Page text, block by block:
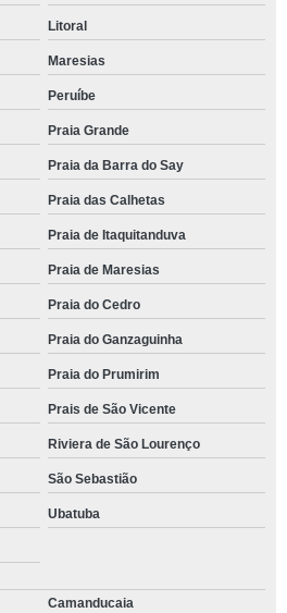
Litoral
Maresias
Peruíbe
Praia Grande
Praia da Barra do Say
Praia das Calhetas
Praia de Itaquitanduva
Praia de Maresias
Praia do Cedro
Praia do Ganzaguinha
Praia do Prumirim
Prais de São Vicente
Riviera de São Lourenço
São Sebastião
Ubatuba
Camanducaia